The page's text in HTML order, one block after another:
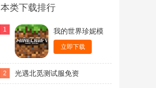
本类下载排行
1
我的世界珍妮模
组完整版无遮挡
立即下载
2 光遇北觅测试服免资